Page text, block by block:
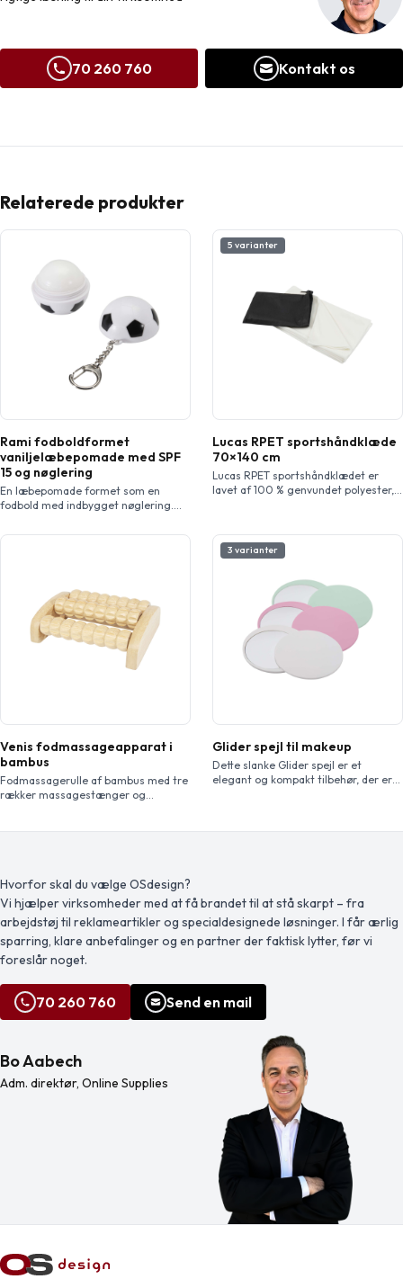
70 260 760 Kontakt os
Relaterede produkter
Rami fodboldformet
vaniljelæbepomade med SPF
15 og nøglering
En læbepomade formet som en
fodbold med indbygget nøglering.
med at den viser din kærlighed til
vaniljesmag. Faktor 15.
5 varianter
Lucas RPET sportshåndklæde
70×140 cm
Lucas RPET sportshåndklædet er
lavet af 100 % genvundet polyester,
til træning eller udendørsaktiviteter.
Med en vægt på 140 g/m² skaber den
en balance mellem holdbarhed og
praktisk plastiksnor til at fastgøre
både håndklædet og posen, hvilket
gør det nemt at […]
Venis fodmassageapparat i
bambus
Fodmassagerulle af bambus med tre
rækker massagestænger og
anvendte bambus er indkøbt og
produceret i overensstemmelse med
bæredygtige standarder.
3 varianter
Glider spejl til makeup
Dette slanke Glider spejl er et
elegant og kompakt tilbehør, der er
Hvorfor skal du vælge OSdesign?
Vi hjælper virksomheder med at få brandet til at stå skarpt – fra
arbejdstøj til reklameartikler og specialdesignede løsninger. I får ærlig
sparring, klare anbefalinger og en partner der faktisk lytter, før vi
foreslår noget.
70 260 760 Send en mail
Bo Aabech
Adm. direktør, Online Supplies